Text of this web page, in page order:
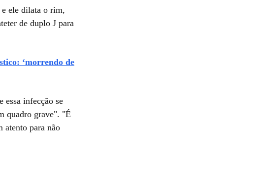
e ele dilata o rim,
de duplo J para
‘morrendo de
essa infecção se
quadro grave". "É
atento para não